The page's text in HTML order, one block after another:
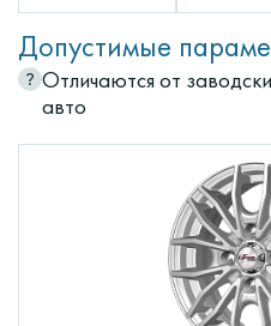
Допустимые
Отличаются от
авто